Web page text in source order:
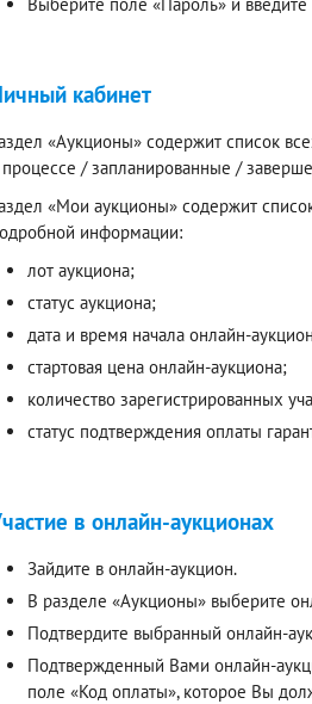
кабинет
«Аукционы» содержит список
процессе / запланированные /
«Мои аукционы» содержит
информации:
лот аукциона;
статус аукциона;
дата и время начала онлайн-
стартовая цена онлайн-аукциона;
количество зарегистрированных
статус подтверждения оплаты
в онлайн-аукционах
Зайдите в онлайн-аукцион.
В разделе «Аукционы» выберите
Подтвердите выбранный онлайн-
Подтвержденный Вами онлайн-
поле «Код оплаты», которое Вы